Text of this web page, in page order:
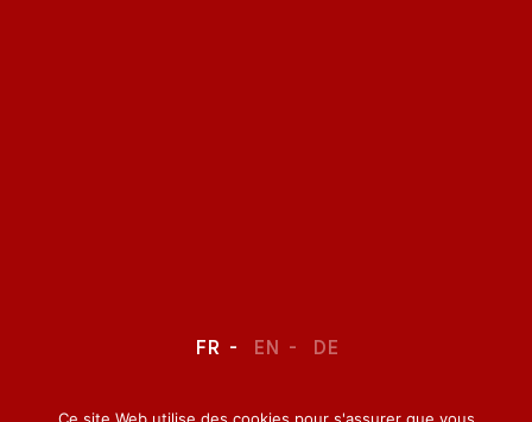
FR EN DE